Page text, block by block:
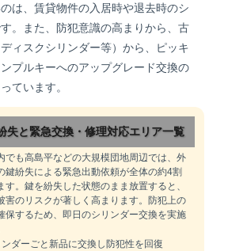
は、賃貸物件の入居時や退去時のシ
。また、防犯意識の高まりから、古
ィスクシリンダー等）から、ピッキ
プルキーへのアップグレード交換の
ています。
失と緊急交換・修理対応エリア一覧
でも高島平などの大規模団地周辺では、外
鍵紛失による緊急出動依頼が全体の約4割
す。鍵を紛失した状態のまま放置すると、
害のリスクが著しく高まります。防犯上の
保するため、即日のシリンダー交換を実施
ンダーごと新品に交換し防犯性を回復